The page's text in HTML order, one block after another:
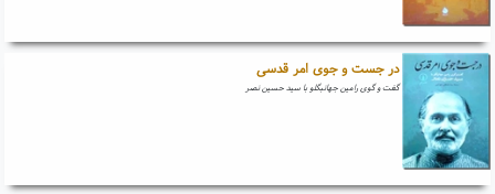
در جست و جوی امر قدسی
گفت و گوی رامین جهانبگلو با سید حسین نصر